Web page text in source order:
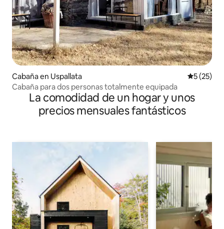
Cabaña en Uspallata
5 (25)
Cabaña para dos personas totalmente equipada
La comodidad de un hogar y unos
precios mensuales fantásticos